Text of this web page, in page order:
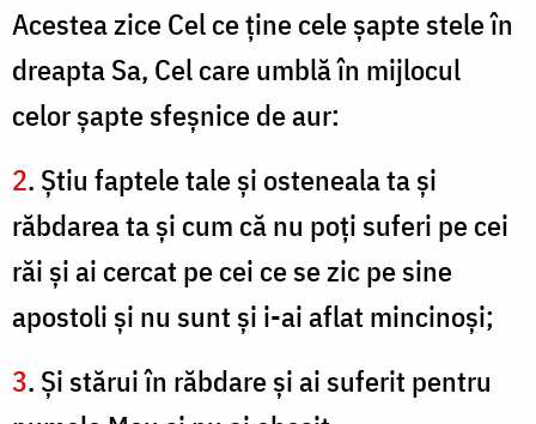
Acestea zice Cel ce ţine cele şapte stele în
dreapta Sa, Cel care umblă în mijlocul
celor şapte sfeşnice de aur:
2. Ştiu faptele tale şi osteneala ta şi
răbdarea ta şi cum că nu poţi suferi pe cei
răi şi ai cercat pe cei ce se zic pe sine
apostoli şi nu sunt şi i-ai aflat mincinoşi;
3. Şi stărui în răbdare şi ai suferit pentru